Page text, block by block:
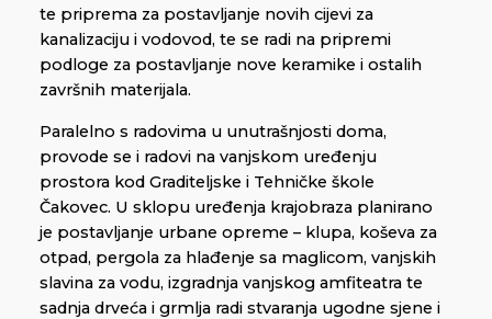
te priprema za postavljanje novih cijevi za
kanalizaciju i vodovod, te se radi na pripremi
podloge za postavljanje nove keramike i ostalih
završnih materijala.
Paralelno s radovima u unutrašnjosti doma,
provode se i radovi na vanjskom uređenju
prostora kod Graditeljske i Tehničke škole
Čakovec. U sklopu uređenja krajobraza planirano
je postavljanje urbane opreme – klupa, koševa za
otpad, pergola za hlađenje sa maglicom, vanjskih
slavina za vodu, izgradnja vanjskog amfiteatra te
sadnja drveća i grmlja radi stvaranja ugodne sjene i